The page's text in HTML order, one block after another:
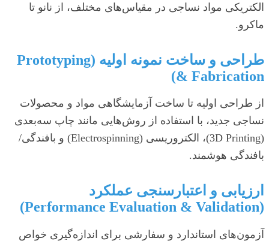
الکتریکی مواد نساجی در مقیاس‌های مختلف، از نانو تا
ماکرو.
طراحی و ساخت نمونه اولیه (Prototyping
& Fabrication)
از طراحی اولیه تا ساخت آزمایشگاهی مواد و محصولات
نساجی جدید، با استفاده از روش‌هایی مانند چاپ سه‌بعدی
(3D Printing)، الکتروریسی (Electrospinning) و بافندگی/
بافندگی هوشمند.
ارزیابی و اعتبارسنجی عملکرد
(Performance Evaluation & Validation)
آزمون‌های استاندارد و سفارشی برای اندازه‌گیری خواص